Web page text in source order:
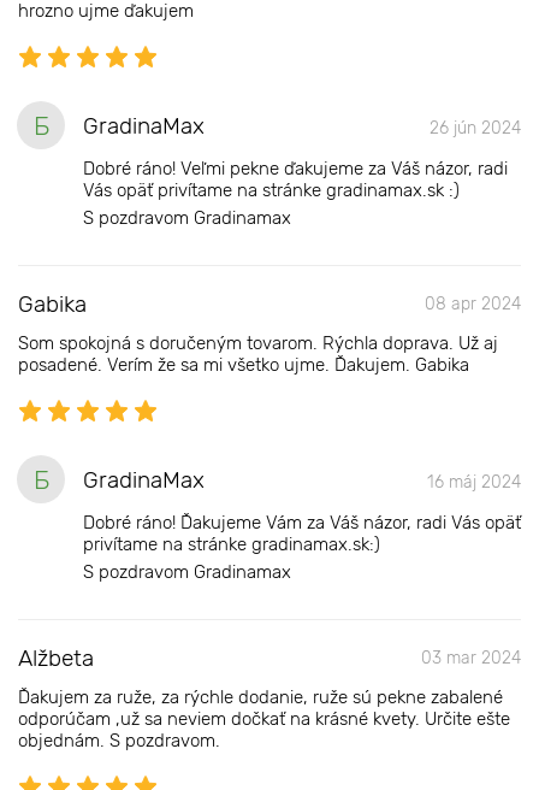
hrozno ujme ďakujem
Б GradinaMax 26 jún 2024
Dobré ráno! Veľmi pekne ďakujeme za Váš názor, radi
Vás opäť privítame na stránke gradinamax.sk :)
S pozdravom Gradinamax
Gabika 08 apr 2024
Som spokojná s doručeným tovarom. Rýchla doprava. Už aj
posadené. Verím že sa mi všetko ujme. Ďakujem. Gabika
Б GradinaMax 16 máj 2024
Dobré ráno! Ďakujeme Vám za Váš názor, radi Vás opäť
privítame na stránke gradinamax.sk:)
S pozdravom Gradinamax
Alžbeta 03 mar 2024
Ďakujem za ruže, za rýchle dodanie, ruže sú pekne zabalené
odporúčam ,už sa neviem dočkať na krásné kvety. Určite ešte
objednám. S pozdravom.